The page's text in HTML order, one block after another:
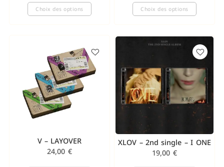
Choix des options Choix des options
V – LAYOVER
24,00 €
XLOV – 2nd single – I ONE
19,00 €